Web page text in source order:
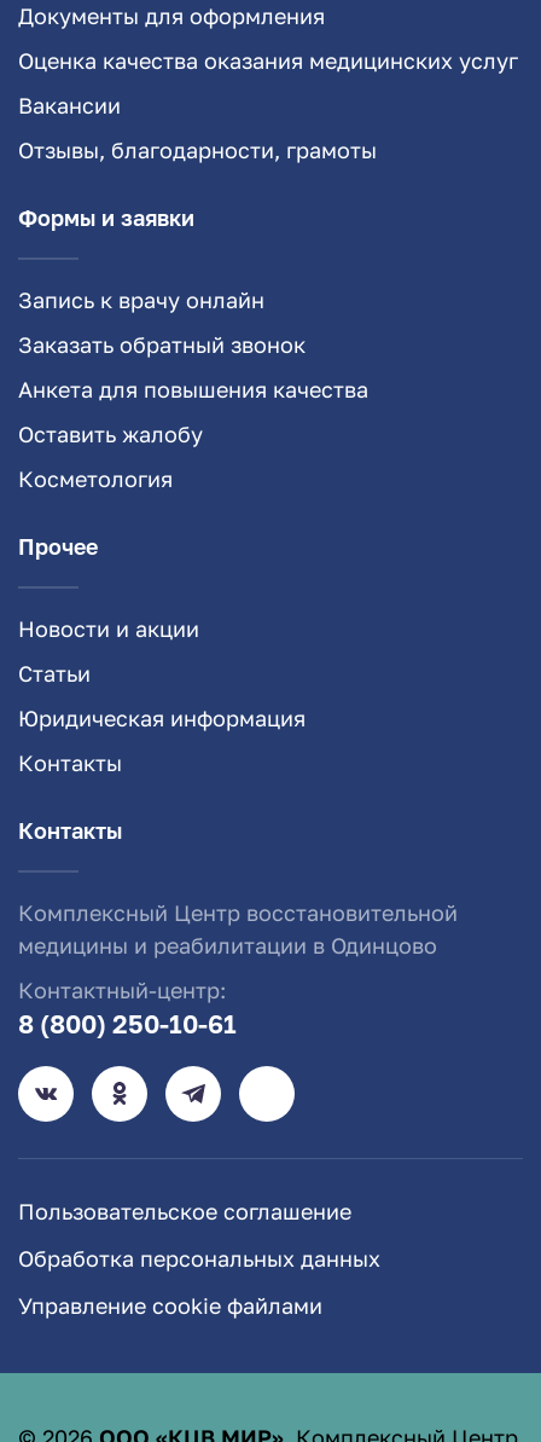
Документы для оформления
Оценка качества оказания медицинских услуг
Вакансии
Отзывы, благодарности, грамоты
Формы и заявки
Запись к врачу онлайн
Заказать обратный звонок
Анкета для повышения качества
Оставить жалобу
Косметология
Прочее
Новости и акции
Статьи
Юридическая информация
Контакты
Контакты
Комплексный Центр восстановительной
медицины и реабилитации в Одинцово
Контактный-центр:
8 (800) 250-10-61
Пользовательское соглашение
Обработка персональных данных
Управление cookie файлами